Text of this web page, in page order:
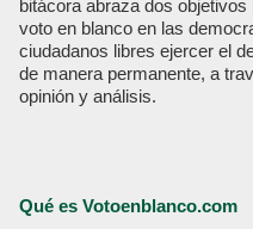
bitácora abraza dos
voto en blanco en las
ciudadanos libres ejercer el
de manera permanente, a
opinión y análisis.
Qué es Votoenblanco.com